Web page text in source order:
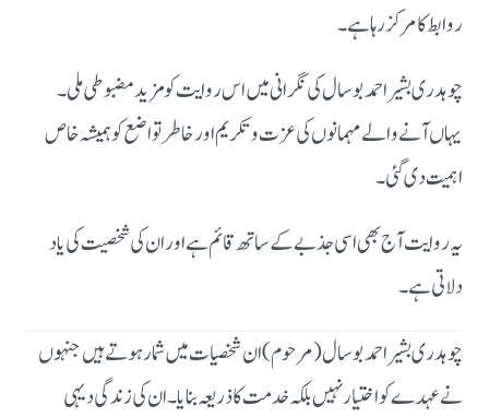
روابط کا مرکز رہا ہے۔
چوہدری بشیر احمد بوسال کی نگرانی میں اس روایت کو مزید مضبوطی ملی۔
یہاں آنے والے مہمانوں کی عزت و تکریم اور خاطر تواضع کو ہمیشہ خاص
اہمیت دی گئی۔
یہ روایت آج بھی اسی جذبے کے ساتھ قائم ہے اور ان کی شخصیت کی یاد
دلاتی ہے۔
چوہدری بشیر احمد بوسال (مرحوم) ان شخصیات میں شمار ہوتے ہیں جنہوں
نے عہدے کو اختیار نہیں بلکہ خدمت کا ذریعہ بنایا۔ ان کی زندگی دیہی